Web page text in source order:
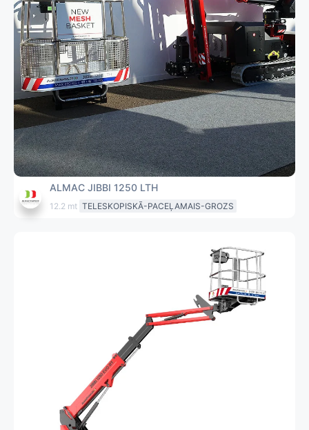
ALMAC JIBBI 1250 LTH
12.2 mt TELESKOPISKĀ-PACEĻAMAIS-GROZS